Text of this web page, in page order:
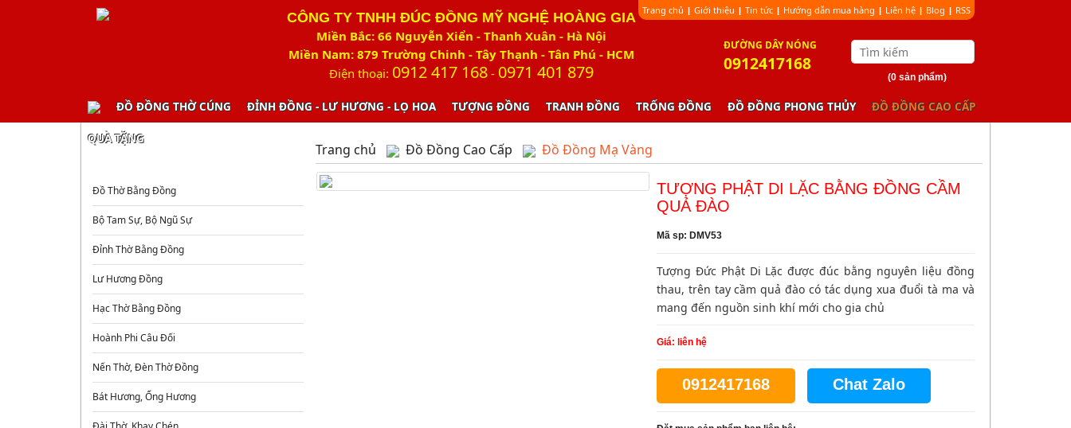
CÔNG TY TNHH ĐÚC ĐỒNG MỸ NGHỆ HOÀNG GIA
Miền Bắc: 66 Nguyễn Xiển - Thanh Xuân - Hà Nội
Miền Nam: 879 Trường Chinh - Tây Thạnh - Tân Phú - HCM
Điện thoại: 0912 417 168- 0971 401 879
ÐƯỜNG DÂY NÓNG
0912417168
Trang chủ | Giới thiệu | Tin tức | Hướng dẫn mua hàng | Liên hệ | Blog | RSS
(0 sản phẩm)
ĐỒ ĐỒNG THỜ CÚNG ĐỈNH ĐỒNG - LƯ HƯƠNG - LỌ HOA TƯỢNG ĐỒNG TRANH ĐỒNG TRỐNG ĐỒNG ĐỒ ĐỒNG PHONG THỦY ĐỒ ĐỒNG CAO CẤP
QUÀ TẶNG
Đồ Thờ Bằng Đồng
Bộ Tam Sự, Bộ Ngũ Sự
Đỉnh Thờ Bằng Đồng
Lư Hương Đồng
Hạc Thờ Bằng Đồng
Hoành Phi Câu Đối
Nến Thờ, Đèn Thờ Đồng
Bát Hương, Ống Hương
Trang chủ Đồ Đồng Cao Cấp Đồ Đồng Mạ Vàng
TƯỢNG PHẬT DI LẶC BẰNG ĐỒNG CẦM
QUẢ ĐÀO
Mã sp: DMV53
Tượng Đức Phật Di Lặc được đúc bằng nguyên liệu đồng
thau, trên tay cầm quả đào có tác dụng xua đuổi tà ma và
mang đến nguồn sinh khí mới cho gia chủ
Giá: liên hệ
0912417168 Chat Zalo